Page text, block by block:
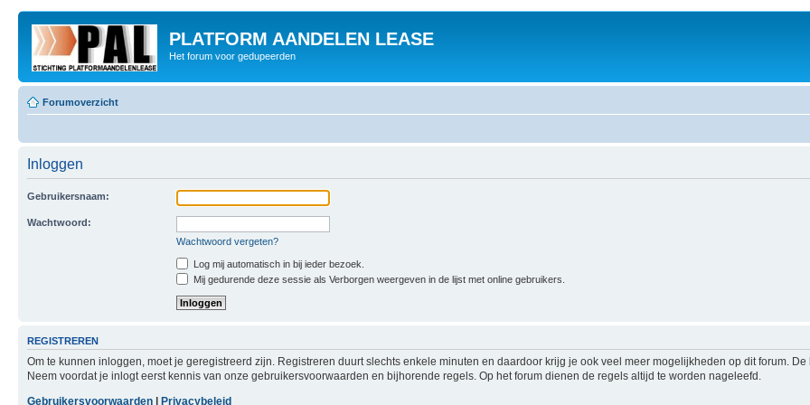
PLATFORM AANDELEN LEASE
Het forum voor gedupeerden
Forumoverzicht
Inloggen
Gebruikersnaam:
Wachtwoord:
Wachtwoord vergeten?
Log mij automatisch in bij ieder bezoek.
Mij gedurende deze sessie als Verborgen weergeven in de lijst met online gebruikers.
REGISTREREN
Om te kunnen inloggen, moet je geregistreerd zijn. Registreren duurt slechts enkele minuten en daardoor krijg je ook veel meer mogelijkheden op dit forum.
Neem voordat je inlogt eerst kennis van onze gebruikersvoorwaarden en bijhorende regels. Op het forum dienen de regels altijd te worden nageleefd.
Gebruikersvoorwaarden
Privacybeleid